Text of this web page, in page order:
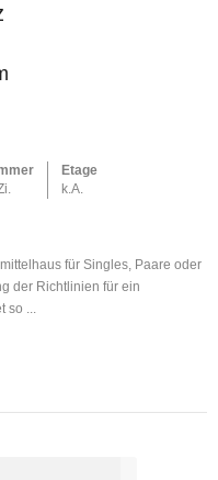
Etage
k.A.
für Singles, Paare oder
der Richtlinien für ein
so ...